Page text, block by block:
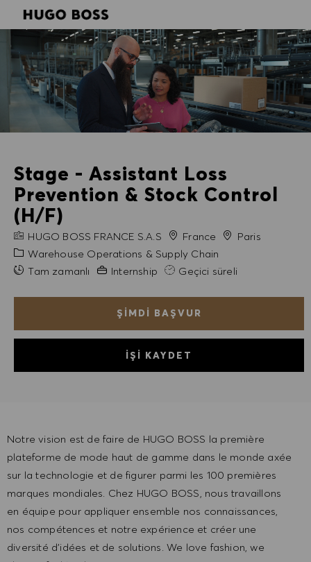
Stage - Assistant Loss
Prevention & Stock Control
(H/F)
FIRMA ADI
HUGO BOSS FRANCE S.A.S France ŞehirParis
Kategori
Warehouse Operations & Supply Chain
Tam zamanlı
Gerekli Deneyim
Internship Geçici süreli
ŞIMDI BAŞVUR
İŞI KAYDET
Notre vision est de faire de HUGO BOSS la première
plateforme de mode haut de gamme dans le monde axée
sur la technologie et de figurer parmi les 100 premières
marques mondiales. Chez HUGO BOSS, nous travaillons
en équipe pour appliquer ensemble nos connaissances,
nos compétences et notre expérience et créer une
diversité d'idées et de solutions. We love fashion, we